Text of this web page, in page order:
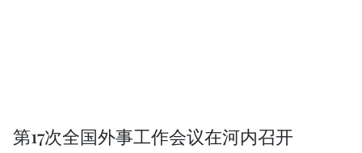
第17次全国外事工作会议在河内召开